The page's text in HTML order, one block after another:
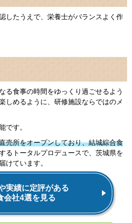
したうえで、栄養士がバランスよく作
る食事の時間をゆっくり過ごせるよう
しめるように、研修施設ならではのメ
です。
売所をオープンしており、結城綜合食
るトータルプロデュースで、茨城県を
けています。
実績に定評がある
会社4選を見る